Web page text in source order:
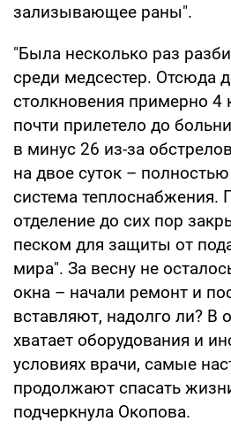
зализывающее раны".
"Была несколько раз
среди медсестер. Отсюда
столкновения примерно 4
почти прилетело до
в минус 26 из-за
на двое суток –
система теплоснабжения.
отделение до сих пор
песком для защиты от
мира". За весну не
окна – начали ремонт и
вставляют, надолго ли? В
хватает оборудования и
условиях врачи, самые
продолжают спасать
подчеркнула Окопова.